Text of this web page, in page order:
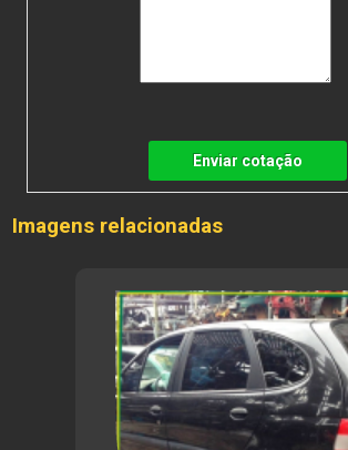
Enviar cotação
Imagens relacionadas